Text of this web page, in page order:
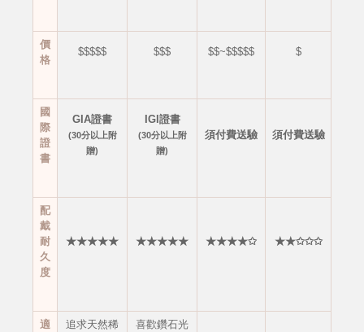
價
格
$$$$$ $$$ $$~$$$$$ $
國
際
證
書
GIA證書
(30分以上附
贈)
IGI證書
(30分以上附
贈)
須付費送驗 須付費送驗
配
戴
耐
久
度
★★★★★ ★★★★★ ★★★★✩ ★★✩✩✩
適
追求天然稀
喜歡鑽石光